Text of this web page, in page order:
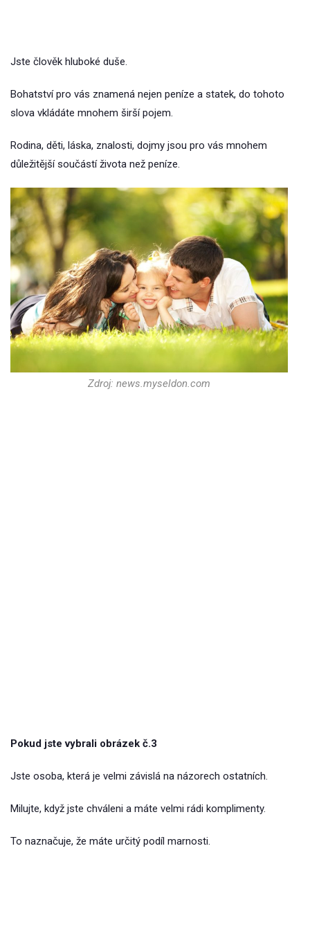
Jste člověk hluboké duše.
Bohatství pro vás znamená nejen peníze a statek, do tohoto
slova vkládáte mnohem širší pojem.
Rodina, děti, láska, znalosti, dojmy jsou pro vás mnohem
důležitější součástí života než peníze.
Zdroj: news.myseldon.com
Pokud jste vybrali obrázek č.3
Jste osoba, která je velmi závislá na názorech ostatních.
Milujte, když jste chváleni a máte velmi rádi komplimenty.
To naznačuje, že máte určitý podíl marnosti.